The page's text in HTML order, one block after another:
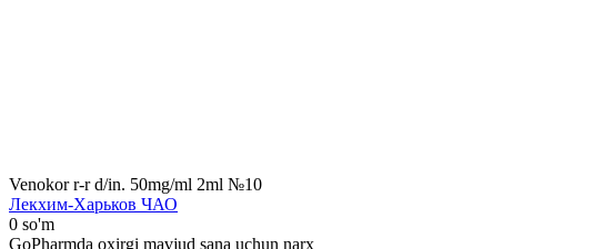
Venokor r-r d/in. 50mg/ml 2ml №10
Лекхим-Харьков ЧАО
0 so'm
GoPharmda oxirgi mavjud sana uchun narx